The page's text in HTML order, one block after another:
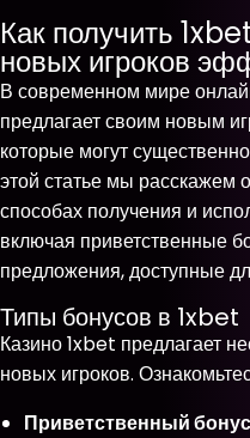
Как получить
новых игроков
В современном мире
предлагает своим новым
которые могут
этой статье мы
способах получения и
включая приветственные
предложения, доступные
Типы бонусов в 1xbet
Казино 1xbet предлагает
новых игроков.
Приветственный